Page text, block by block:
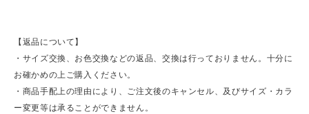
【返品について】
・サイズ交換、お色交換などの返品、交換は行っておりません。十分に
お確かめの上ご購入ください。
・商品手配上の理由により、ご注文後のキャンセル、及びサイズ・カラ
ー変更等は承ることができません。